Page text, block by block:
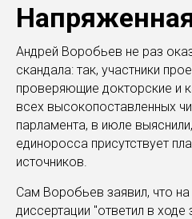
Андрей Воробьев не раз
скандала: так, участники
проверяющие докторские и
всех высокопоставленных
парламента, в июле
единоросса присутствует
источников.
Сам Воробьев заявил, что
диссертации "ответил в ходе